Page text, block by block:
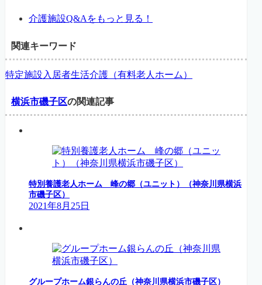
介護施設Q&Aをもっと見る！
関連キーワード
特定施設入居者生活介護（有料老人ホーム）
横浜市磯子区の関連記事
特別養護老人ホーム 峰の郷（ユニット）（神奈川県横浜
市磯子区）
2021年8月25日
グループホーム銀らんの丘（神奈川県横浜市磯子区）